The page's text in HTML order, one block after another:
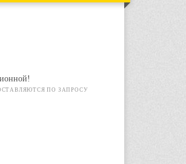
ПО ЗАПРОСУ